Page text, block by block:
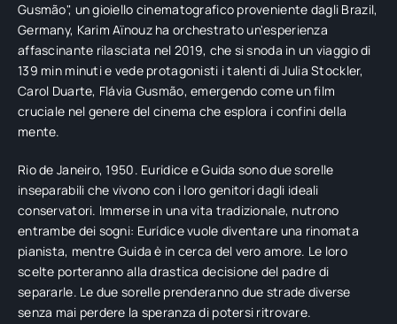
Gusmão", un gioiello cinematografico proveniente dagli Brazil,
Germany, Karim Aïnouz ha orchestrato un'esperienza
affascinante rilasciata nel 2019, che si snoda in un viaggio di
139 min minuti e vede protagonisti i talenti di Julia Stockler,
Carol Duarte, Flávia Gusmão, emergendo come un film
cruciale nel genere del cinema che esplora i confini della
mente.
Rio de Janeiro, 1950. Eurídice e Guida sono due sorelle
inseparabili che vivono con i loro genitori dagli ideali
conservatori. Immerse in una vita tradizionale, nutrono
entrambe dei sogni: Eurídice vuole diventare una rinomata
pianista, mentre Guida è in cerca del vero amore. Le loro
scelte porteranno alla drastica decisione del padre di
separarle. Le due sorelle prenderanno due strade diverse
senza mai perdere la speranza di potersi ritrovare.